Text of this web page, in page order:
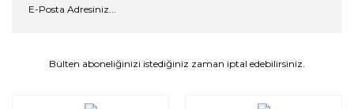
Bülten aboneliğinizi istediğiniz zaman iptal edebilirsiniz.